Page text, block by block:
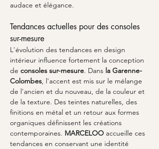
audace et élégance.
Tendances actuelles pour des consoles
sur-mesure
L'évolution des tendances en design
intérieur influence fortement la conception
de consoles sur-mesure. Dans la Garenne-
Colombes, l'accent est mis sur le mélange
de l'ancien et du nouveau, de la couleur et
de la texture. Des teintes naturelles, des
finitions en métal et un retour aux formes
organiques définissent les créations
contemporaines. MARCELOO accueille ces
tendances en conservant une identité